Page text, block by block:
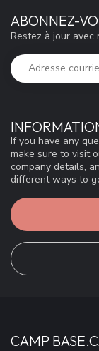
If you have any
make sure to visit
company details,
different ways to
ABONNEZ-
Restez à jour avec
CAMP